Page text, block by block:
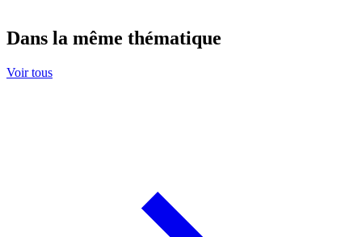
Dans la même thématique
Voir tous